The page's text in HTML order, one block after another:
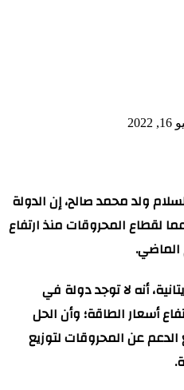
ولد محمد صالح، إن الدولة
دعما لقطاع المحروقات منذ ارتفاع
الماضي.
أنه لا توجد دولة في
أسعار الطاقة؛ وأن الحل
الدعم عن المحروقات لتوزيع